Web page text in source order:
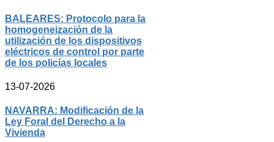
BALEARES: Protocolo para la
homogeneización de la
utilización de los dispositivos
eléctricos de control por parte
de los policías locales
13-07-2026
NAVARRA: Modificación de la
Ley Foral del Derecho a la
Vivienda